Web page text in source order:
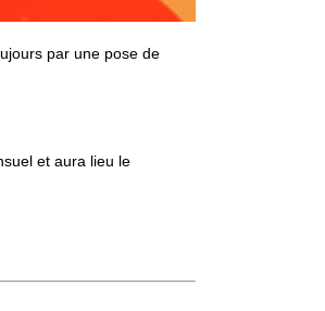
par une pose de
et aura lieu le